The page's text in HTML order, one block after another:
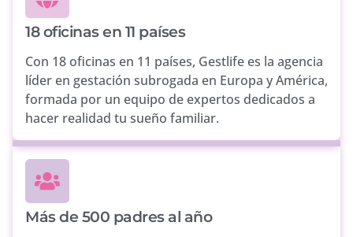
18 oficinas en 11 países
Con 18 oficinas en 11 países, Gestlife es la agencia
líder en gestación subrogada en Europa y América,
formada por un equipo de expertos dedicados a
hacer realidad tu sueño familiar.
Más de 500 padres al año